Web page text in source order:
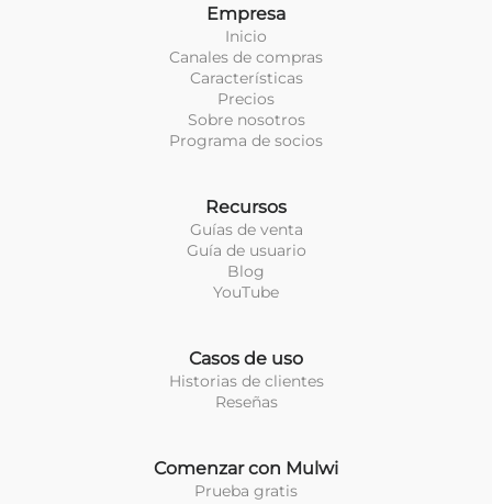
Empresa
Inicio
Canales de compras
Características
Precios
Sobre nosotros
Programa de socios
Recursos
Guías de venta
Guía de usuario
Blog
YouTube
Casos de uso
Historias de clientes
Reseñas
Comenzar con Mulwi
Prueba gratis